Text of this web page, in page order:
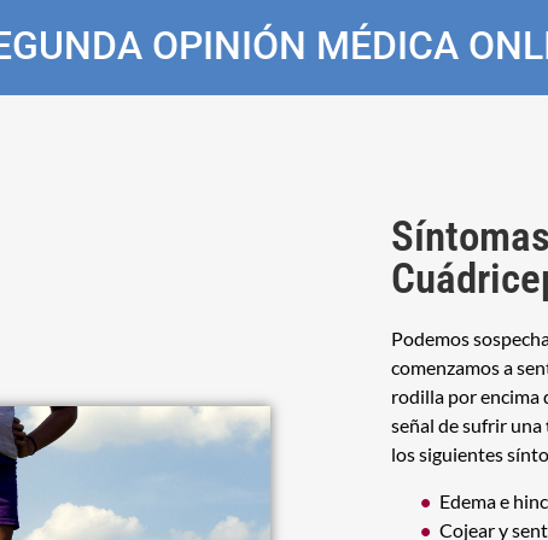
OPINIÓN MÉDICA
Podemos
comenzamos a
rodilla por encima
señal de sufrir una
los siguientes
Edema e
Cojear y